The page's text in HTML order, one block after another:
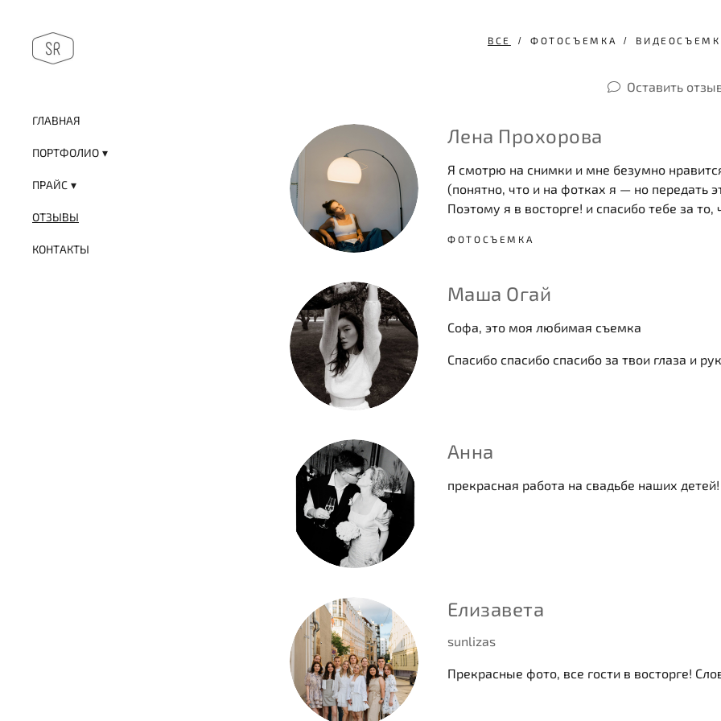
ГЛАВНАЯ
ПОРТФОЛИО
ПРАЙС
ОТЗЫВЫ
КОНТАКТЫ
ВСЕ ФОТОСЪЕМКА
Оставить
Лена Прохорова
Я смотрю на снимки и мне безумно
(понятно, что и на фотках я — но
Поэтому я в восторге! и спасибо тебе за
ФОТОСЪЕМКА
Маша Огай
Софа, это моя любимая съемка
Спасибо спасибо спасибо за твои глаза и
Анна
прекрасная работа на свадьбе наших детей!
Елизавета
sunlizas
Прекрасные фото, все гости в восторге!